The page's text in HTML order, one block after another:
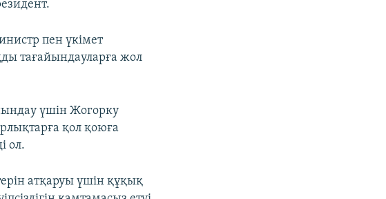
пен үкімет
тағайындауларға жол
үшін Жогорку
қол қоюға
ол.
атқаруы үшін құқық